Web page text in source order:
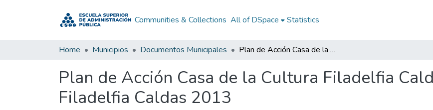
Communities & Collections All of DSpace Statistics
Home Municipios Documentos Municipales Plan de Acción Casa de la Cultura Filadelfia Caldas 2013: PACC Filadelfia Caldas 2013
Plan de Acción Casa de la Cultura Filadelfia
Filadelfia Caldas 2013